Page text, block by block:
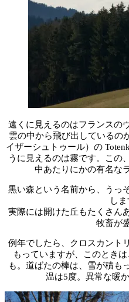
遠くに見えるのはフランスの
雲の中から飛び出しているの
イザーシュトゥール）の
うに見えるのは霧です。この
中あたりにかの有名な
黒い森という名前から、うっ
しま
実際には開けた丘もたくさん
牧畜が
例年でしたら、クロスカント
もっていますが、このとき
も。道ばたの棒は、雪が積も
温は5度。異常な暖